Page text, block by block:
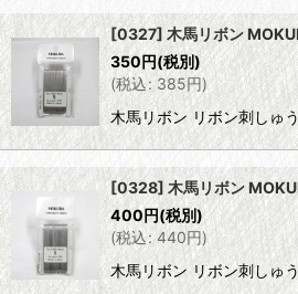
[0327] 木馬リボン
350円(税別)
(税込: 385円)
木馬リボン リボン刺し
[0328] 木馬リボン
400円(税別)
(税込: 440円)
木馬リボン リボン刺し